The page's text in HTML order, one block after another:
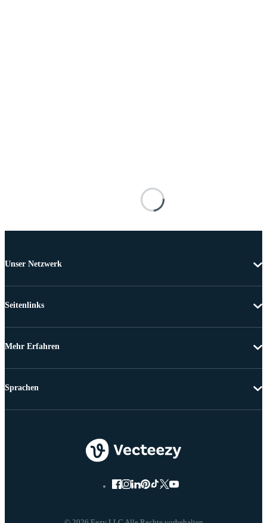
Unser Netzwerk
Seitenlinks
Mehr Erfahren
Sprachen